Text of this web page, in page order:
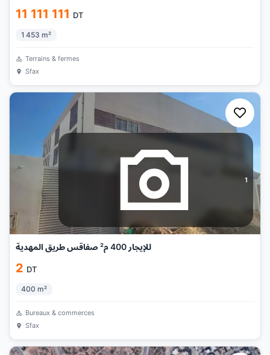
11 111 111 DT
1 453 m²
Terrains & fermes
Sfax
1
للإيجار 400 م² صفاقس طريق المهدية
2 DT
400 m²
Bureaux & commerces
Sfax